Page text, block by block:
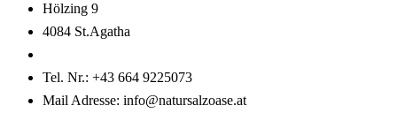
Hölzing 9
4084 St.Agatha
Tel. Nr.: +43 664 9225073
Mail Adresse: info@natursalzoase.at